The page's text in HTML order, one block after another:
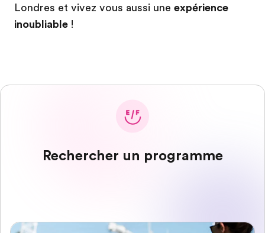
Londres et vivez vous aussi une expérience
inoubliable !
Rechercher un programme